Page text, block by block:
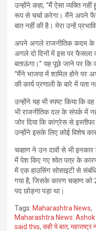
उन्होंने कहा, “मैं ऐसा व्यक्ति
रूप से चर्चा करेगा। मैंने अपने
बात नहीं की है। मेरा उन्हें
अपने अगले राजनीतिक कदम के
अगले दो दिनों में इस पर
बताऊंगा।” यह पूछे जाने पर कि
“मैंने भाजपा में शामिल होने पर
की कार्य प्रणाली के बारे में पता
उन्होंने यह भी स्पष्ट किया कि
भी राजनीतिक दल के संपर्क में
जोर दिया कि कांग्रेस से
उन्होंने इसके लिए कोई विशेष
चव्हाण ने उन दावों से भी
में पेश किए गए श्वेत पत्र के
में एक हाउसिंग सोसाइटी से
गया है, जिसके कारण चव्हाण
पद छोड़ना पड़ा था।
Tags: Maharashtra News,
Maharashtra News:
said this, कही ये बात, महाराष्ट्र